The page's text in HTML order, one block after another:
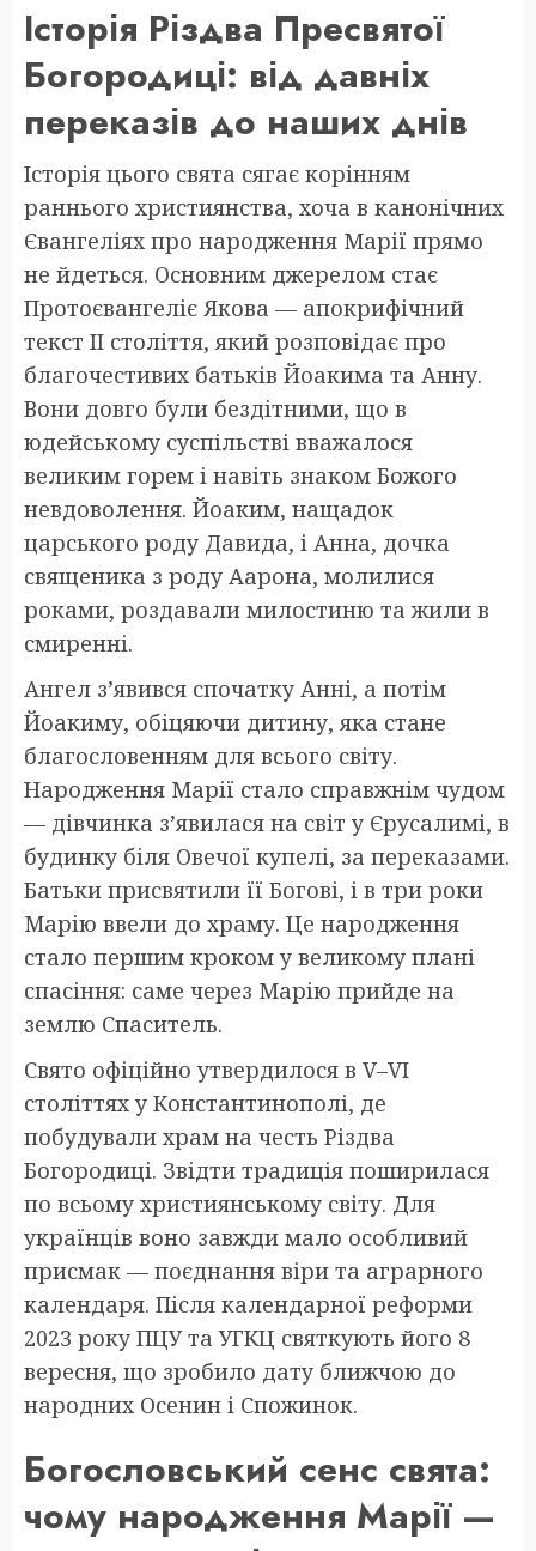
Історія Різдва Пресвятої
Богородиці: від давніх
переказів до наших днів
Історія цього свята сягає корінням
раннього християнства, хоча в канонічних
Євангеліях про народження Марії прямо
не йдеться. Основним джерелом стає
Протоєвангеліє Якова — апокрифічний
текст II століття, який розповідає про
благочестивих батьків Йоакима та Анну.
Вони довго були бездітними, що в
юдейському суспільстві вважалося
великим горем і навіть знаком Божого
невдоволення. Йоаким, нащадок
царського роду Давида, і Анна, дочка
священика з роду Аарона, молилися
роками, роздавали милостиню та жили в
смиренні.
Ангел з’явився спочатку Анні, а потім
Йоакиму, обіцяючи дитину, яка стане
благословенням для всього світу.
Народження Марії стало справжнім чудом
— дівчинка з’явилася на світ у Єрусалимі, в
будинку біля Овечої купелі, за переказами.
Батьки присвятили її Богові, і в три роки
Марію ввели до храму. Це народження
стало першим кроком у великому плані
спасіння: саме через Марію прийде на
землю Спаситель.
Свято офіційно утвердилося в V–VI
століттях у Константинополі, де
побудували храм на честь Різдва
Богородиці. Звідти традиція поширилася
по всьому християнському світу. Для
українців воно завжди мало особливий
присмак — поєднання віри та аграрного
календаря. Після календарної реформи
2023 року ПЦУ та УГКЦ святкують його 8
вересня, що зробило дату ближчою до
народних Осенин і Спожинок.
Богословський сенс свята:
чому народження Марії —